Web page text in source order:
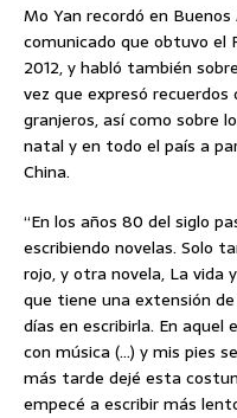
Mo Yan recordó en
comunicado que obtuvo el
2012, y habló también
vez que expresó
granjeros, así como sobre
natal y en todo el país a
China.
“En los años 80 del siglo
escribiendo novelas. Solo
rojo, y otra novela, La
que tiene una extensión
días en escribirla. En
con música (…) y mis pies
más tarde dejé esta
empecé a escribir más